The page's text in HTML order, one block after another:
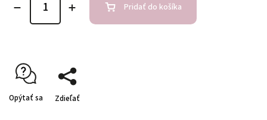
Pridať do košíka
Opýtať sa Zdieľať